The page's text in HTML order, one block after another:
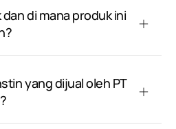
di mana produk ini
yang dijual oleh PT